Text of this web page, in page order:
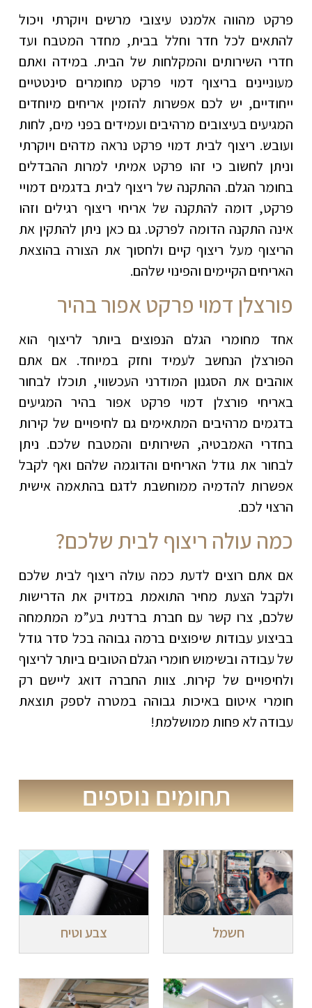
פרקט מהווה אלמנט עיצובי מרשים ויוקרתי ויכול
להתאים לכל חדר וחלל בבית, מחדר המטבח ועד
חדרי השירותים והמקלחות של הבית. במידה ואתם
מעוניינים בריצוף דמוי פרקט מחומרים סינטטיים
ייחודיים, יש לכם אפשרות להזמין אריחים מיוחדים
המגיעים בעיצובים מרהיבים ועמידים בפני מים, לחות
ועובש. ריצוף לבית דמוי פרקט נראה מדהים ויוקרתי
וניתן לחשוב כי זהו פרקט אמיתי למרות ההבדלים
בחומר הגלם. ההתקנה של ריצוף לבית בדגמים דמויי
פרקט, דומה להתקנה של אריחי ריצוף רגילים וזהו
אינה התקנה הדומה לפרקט. גם כאן ניתן להתקין את
הריצוף מעל ריצוף קיים ולחסוך את הצורה בהוצאת
האריחים הקיימים והפינוי שלהם.
פורצלן דמוי פרקט אפור בהיר
אחד מחומרי הגלם הנפוצים ביותר לריצוף הוא
הפורצלן הנחשב לעמיד וחזק במיוחד. אם אתם
אוהבים את הסגנון המודרני העכשווי, תוכלו לבחור
באריחי פורצלן דמוי פרקט אפור בהיר המגיעים
בדגמים מרהיבים המתאימים גם לחיפויים של קירות
בחדרי האמבטיה, השירותים והמטבח שלכם. ניתן
לבחור את גודל האריחים והדוגמה שלהם ואף לקבל
אפשרות להדמיה ממוחשבת לדגם בהתאמה אישית
הרצוי לכם.
כמה עולה ריצוף לבית שלכם?
אם אתם רוצים לדעת כמה עולה ריצוף לבית שלכם
ולקבל הצעת מחיר התואמת במדויק את הדרישות
שלכם, צרו קשר עם חברת ברדנית בע”מ המתמחה
בביצוע עבודות שיפוצים ברמה גבוהה בכל סדר גודל
של עבודה ובשימוש חומרי הגלם הטובים ביותר לריצוף
ולחיפויים של קירות. צוות החברה דואג ליישם רק
חומרי איטום באיכות גבוהה במטרה לספק תוצאת
עבודה לא פחות ממושלמת!
תחומים נוספים
חשמל צבע וטיח